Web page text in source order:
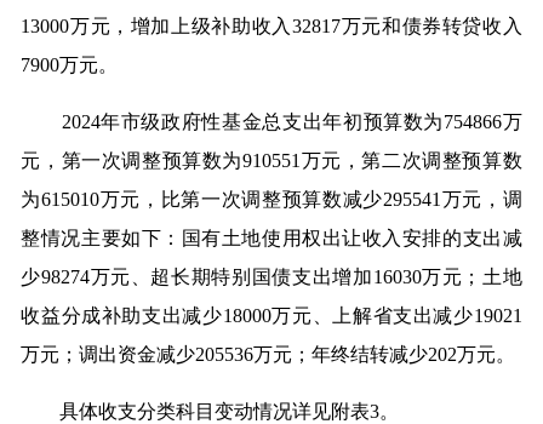
13000万元，增加上级补助收入32817万元和债券转贷收入
7900万元。
2024年市级政府性基金总支出年初预算数为754866万
元，第一次调整预算数为910551万元，第二次调整预算数
为615010万元，比第一次调整预算数减少295541万元，调
整情况主要如下：国有土地使用权出让收入安排的支出减
少98274万元、超长期特别国债支出增加16030万元；土地
收益分成补助支出减少18000万元、上解省支出减少19021
万元；调出资金减少205536万元；年终结转减少202万元。
具体收支分类科目变动情况详见附表3。